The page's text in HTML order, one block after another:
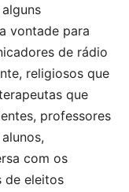
vontade para
de rádio
religiosos que
que
professores
com os
de eleitos